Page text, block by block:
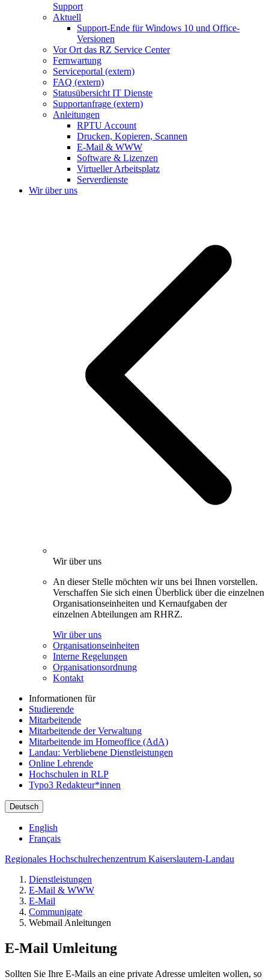
Support
Aktuell
Support-Ende für Windows 10 und Office-
Versionen
Vor Ort das RZ Service Center
Fernwartung
Serviceportal (extern)
FAQ (extern)
Statusübersicht IT Dienste
Supportanfrage (extern)
Anleitungen
RPTU Account
Drucken, Kopieren, Scannen
E-Mail & WWW
Software & Lizenzen
Virtueller Arbeitsplatz
Serverdienste
Wir über uns
Wir über uns
An dieser Stelle möchten wir uns bei Ihnen vorstellen.
Verschaffen Sie sich einen Überblick über die einzelnen
Organisationseinheiten und Kernaufgaben der
einzelnen Abteilungen am RHRZ.
Wir über uns
Organisationseinheiten
Interne Regelungen
Organisationsordnung
Kontakt
Informationen für
Studierende
Mitarbeitende
Mitarbeitende der Verwaltung
Mitarbeitende im Homeoffice (AdA)
Landau: Verbliebene Dienstleistungen
Online Lehrende
Hochschulen in RLP
Typo3 Redakteur*innen
Deutsch
English
Français
Regionales Hochschulrechenzentrum Kaiserslautern-Landau
Dienstleistungen
E-Mail & WWW
E-Mail
Communigate
Webmail Anleitungen
E-Mail Umleitung
Sollten Sie Ihre E-Mails an eine private Adresse umleiten wollen, so